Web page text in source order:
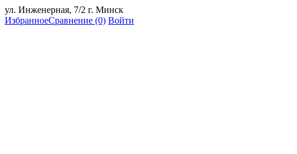
ул. Инженерная, 7/2 г. Минск
ИзбранноеСравнение (0) Войти